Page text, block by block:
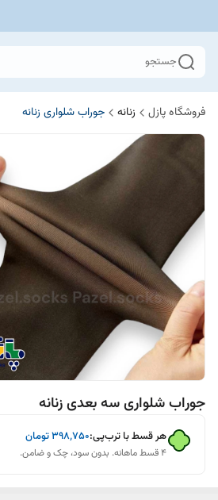
جستجو
فروشگاه پازل زنانه جوراب شلواری زنانه
جوراب شلواری سه بعدی زنانه
هر قسط با ترب‌پی:۳۹۸٬۷۵۰تومان
۴ قسط ماهانه. بدون سود، چک و ضامن.